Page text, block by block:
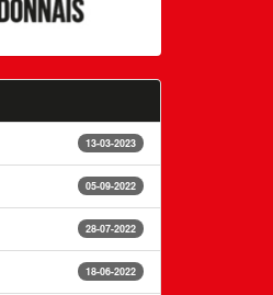
13-03-2023
05-09-2022
28-07-2022
18-06-2022